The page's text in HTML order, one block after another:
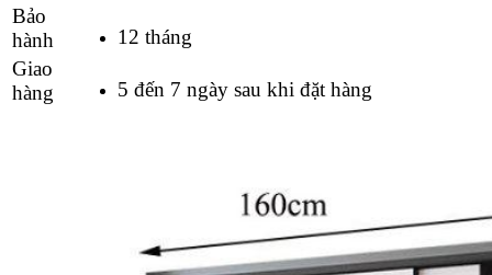
Bảo
hành
12 tháng
Giao
hàng
5 đến 7 ngày sau khi đặt hàng